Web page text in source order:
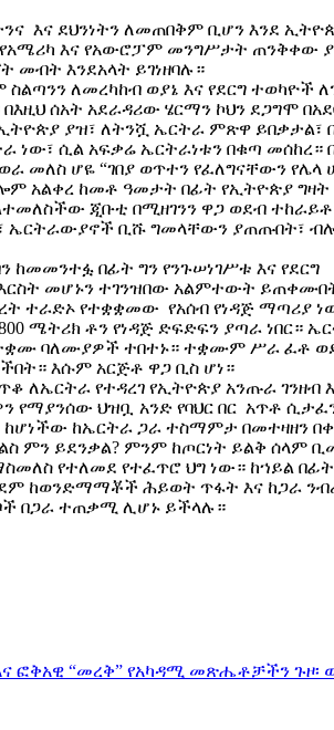
እና ደህንነትን ለመጠበቅም ቢሆን እንደ
የአሜሪካ እና የአውሮፓም መንግሥታት ጠንቅቀው
መብት እንደአላት ይገነዘባሉ።
ለመረካከብ ወያኔ እና የደርግ ተወካዮች
ሰአት አደራዳሪው ሄርማን ኮህን ደጋግሞ
ያዝ፣ ለትንሿ ኤርትራ ምጽዋ ይበቃታል፣
ነው፣ ሲል አፍቃሬ ኤርትራነቱን በቁጣ መሰከረ።
መለስ ሆዬ “ገበያ ወጥተን የፈለግናቸውን የሌላ
አልቀረ ከመቶ ዓመታት በፊት የኢትዮጵያ ግዛት
ጂቡቲ በሚዘገንን ዋጋ ወደብ ተከራይቶ
ኤርትራውያኖች ቢሹ ግመላቸውን ያጠጡበት፣
በፊት ግን የንጉሠነገሥቱ እና የደርግ
መሆኑን ተገንዝበው አልምተውት ይጠቀሙበት
ተራድኦ የተቋቋመው የአሰብ የነዳጅ ማጣሪያ
ሜትሪክ ቶን የነዳጅ ድፍድፍን ያጣራ ነበር።
ባለሙያዎች ተበተኑ። ተቋሙም ሥራ ፈቶ
እሱም አርጅቶ ዋጋ ቢስ ሆነ።
ለኤርትራ የተዳረገ የኢትዮጵያ አንጡራ ገንዘብ
የማያንሰው ህዝቧ አንድ የባህር በር አጥቶ
ከሆነችው ከኤርትራ ጋራ ተስማምታ በመተዛዘን
ምን ይደንቃል? ምንም ከጦርነት ይልቅ ሰላም
የተለመደ የተፈጥሮ ህግ ነው። ከኀይል በፊት
ከወንድማማቾች ሕይወት ጥፋት እና ከጋራ
በጋራ ተጠቃሚ ሊሆኑ ይችላሉ።
ፎቅአዊ “መረቅ” የአካዳሚ መጽሔቶቻችን ጉዞ፡